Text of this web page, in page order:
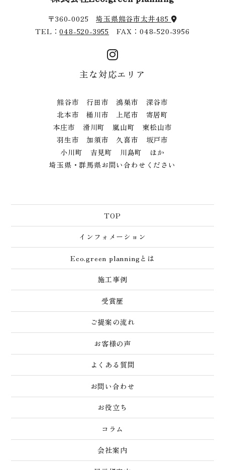
〒360-0025埼玉県熊谷市太井485
TEL：048-520-3955 FAX：048-520-3956
主な対応エリア
熊谷市 行田市 鴻巣市 深谷市
北本市 桶川市 上尾市 寄居町
本庄市 滑川町 嵐山町 東松山市
羽生市 加須市 久喜市 坂戸市
小川町 吉見町 川島町 ほか
埼玉県・群馬県お問い合わせください
TOP
インフォメーション
Eco.green planningとは
施工事例
受賞歴
ご提案の流れ
お客様の声
よくある質問
お問い合わせ
お役立ち
コラム
会社案内